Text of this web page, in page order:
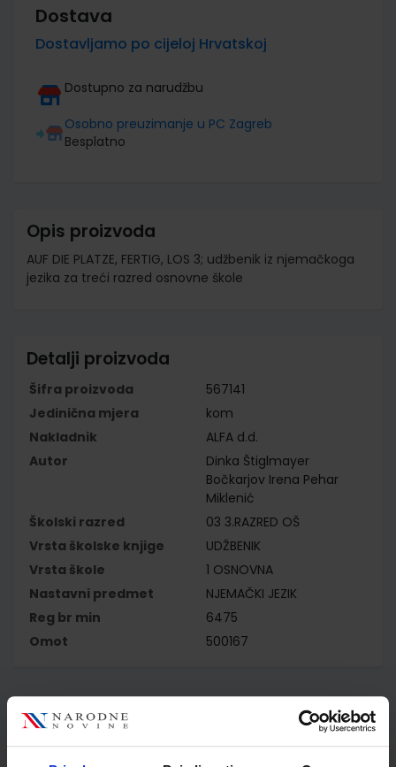
Dostava
Dostavljamo po cijeloj Hrvatskoj
Dostupno za narudžbu
Osobno preuzimanje u PC Zagreb
Besplatno
Opis proizvoda
AUF DIE PLATZE, FERTIG, LOS 3; udžbenik iz njemačkoga
jezika za treći razred osnovne škole
Detalji proizvoda
Šifra proizvoda
567141
Jedinična mjera
kom
Nakladnik
ALFA d.d.
Autor
Dinka Štiglmayer
Bočkarjov Irena Pehar
Miklenić
Školski razred
03 3.RAZRED OŠ
Vrsta školske knjige
UDŽBENIK
Vrsta škole
1 OSNOVNA
Nastavni predmet
NJEMAČKI JEZIK
Reg br min
6475
Omot
500167
Kupci najčešće biraju..